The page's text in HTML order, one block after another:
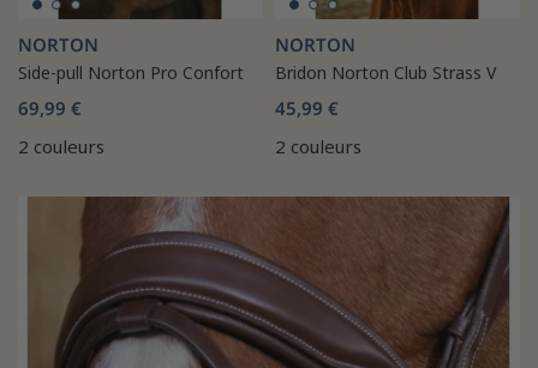
NORTON
Side-pull Norton Pro Confort
69,99 €
2 couleurs
NORTON
Bridon Norton Club Strass V
45,99 €
2 couleurs